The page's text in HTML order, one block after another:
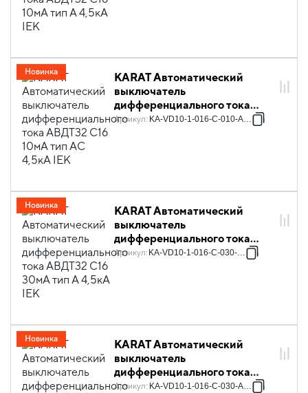
KARAT Автоматический
выключатель
дифференциального тока
АВДТ32 C16 10мА тип AC
Артикул: KA-VD10-1-016-C-010-AC-1
Новинка
KARAT Автоматический
выключатель
дифференциального тока
АВДТ32 C16 30мА тип A 4,5кА
Артикул: KA-VD10-1-016-C-030-A-1
Новинка
KARAT Автоматический
выключатель
дифференциального тока
АВДТ32 C16 30мА тип AC
Артикул: KA-VD10-1-016-C-030-AC-1
Новинка